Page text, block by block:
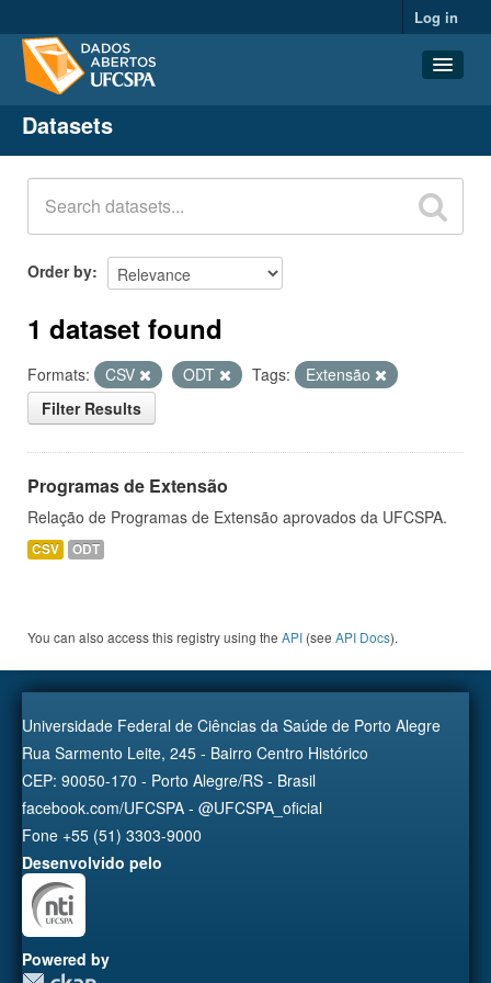
Log in
Datasets
Organizations
Groups
About
Datasets
Order by
1 dataset found
Formats: CSV ODT Tags:
Extensão
Filter Results
Programas de Extensão
Relação de Programas de Extensão aprovados da UFCSPA.
CSV ODT
You can also access this registry using the API (see API Docs).
Universidade Federal de Ciências da Saúde de Porto Alegre
Rua Sarmento Leite, 245 - Bairro Centro Histórico
CEP: 90050-170 - Porto Alegre/RS - Brasil
facebook.com/UFCSPA - @UFCSPA_oficial
Fone +55 (51) 3303-9000
Desenvolvido pelo
Powered by